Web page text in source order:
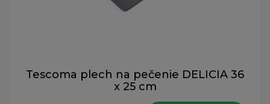
Tescoma plech na pečenie DELICIA 36
x 25 cm